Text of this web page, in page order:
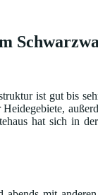
ist gut bis
hat sich in